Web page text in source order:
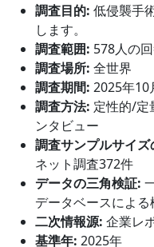
調査目的: 低侵襲手
します。
調査範囲: 578人の
調査場所: 全世界
調査期間: 2025年10
調査方法: 定性的/定
ンタビュー
調査サンプルサイズ
ネット調査372件
データの三角検証:
データベースによる
二次情報源: 企業レ
基準年: 2025年